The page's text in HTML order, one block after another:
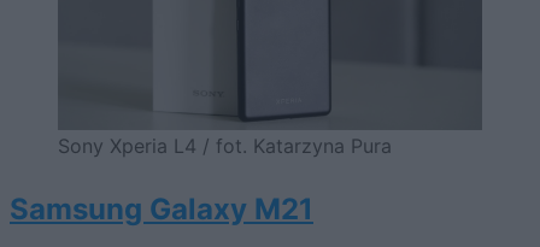
Sony Xperia L4 / fot. Katarzyna Pura
Samsung Galaxy M21